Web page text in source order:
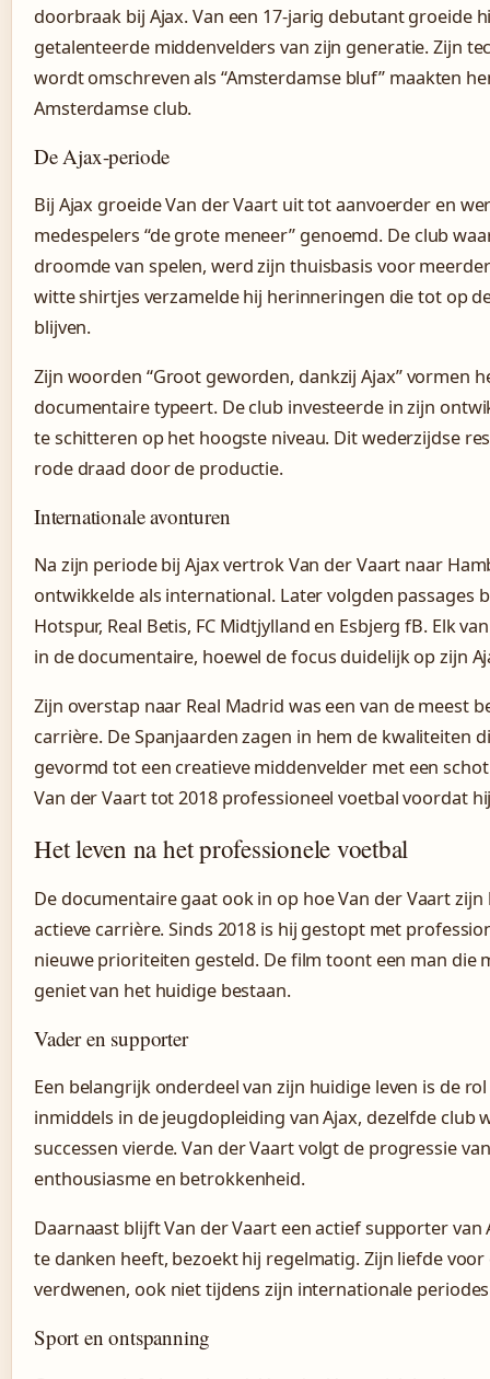
doorbraak bij Ajax. Van een 17-jarig debutant groeide
getalenteerde middenvelders van zijn generatie. Zijn
wordt omschreven als “Amsterdamse bluf” maakten
Amsterdamse club.
De Ajax-periode
Bij Ajax groeide Van der Vaart uit tot aanvoerder en
medespelers “de grote meneer” genoemd. De club
droomde van spelen, werd zijn thuisbasis voor
witte shirtjes verzamelde hij herinneringen die tot op
blijven.
Zijn woorden “Groot geworden, dankzij Ajax” vormen
documentaire typeert. De club investeerde in zijn
te schitteren op het hoogste niveau. Dit wederzijdse
rode draad door de productie.
Internationale avonturen
Na zijn periode bij Ajax vertrok Van der Vaart naar
ontwikkelde als international. Later volgden passages
Hotspur, Real Betis, FC Midtjylland en Esbjerg fB. Elk
in de documentaire, hoewel de focus duidelijk op zijn
Zijn overstap naar Real Madrid was een van de meest
carrière. De Spanjaarden zagen in hem de kwaliteiten
gevormd tot een creatieve middenvelder met een
Van der Vaart tot 2018 professioneel voetbal voordat
Het leven na het professionele voetbal
De documentaire gaat ook in op hoe Van der Vaart
actieve carrière. Sinds 2018 is hij gestopt met
nieuwe prioriteiten gesteld. De film toont een man die
geniet van het huidige bestaan.
Vader en supporter
Een belangrijk onderdeel van zijn huidige leven is de
inmiddels in de jeugdopleiding van Ajax, dezelfde club
successen vierde. Van der Vaart volgt de progressie
enthousiasme en betrokkenheid.
Daarnaast blijft Van der Vaart een actief supporter van
te danken heeft, bezoekt hij regelmatig. Zijn liefde
verdwenen, ook niet tijdens zijn internationale
Sport en ontspanning